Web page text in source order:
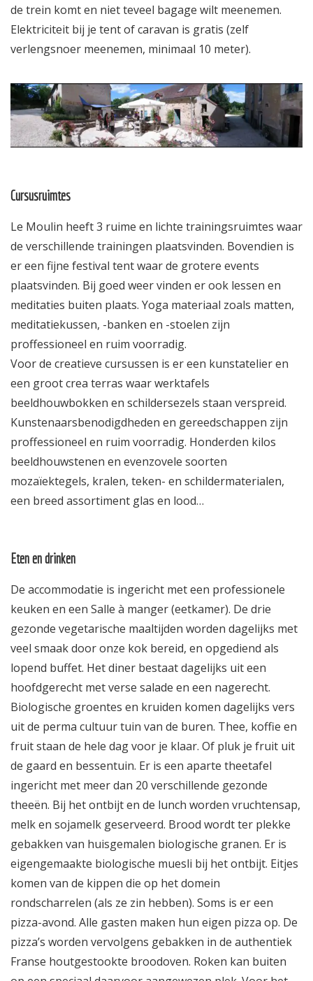
de trein komt en niet teveel bagage wilt meenemen.
Elektriciteit bij je tent of caravan is gratis (zelf
verlengsnoer meenemen, minimaal 10 meter).
Cursusruimtes
Le Moulin heeft 3 ruime en lichte trainingsruimtes waar
de verschillende trainingen plaatsvinden. Bovendien is
er een fijne festival tent waar de grotere events
plaatsvinden. Bij goed weer vinden er ook lessen en
meditaties buiten plaats. Yoga materiaal zoals matten,
meditatiekussen, -banken en -stoelen zijn
proffessioneel en ruim voorradig.
Voor de creatieve cursussen is er een kunstatelier en
een groot crea terras waar werktafels
beeldhouwbokken en schildersezels staan verspreid.
Kunstenaarsbenodigdheden en gereedschappen zijn
proffessioneel en ruim voorradig. Honderden kilos
beeldhouwstenen en evenzovele soorten
mozaïektegels, kralen, teken- en schildermaterialen,
een breed assortiment glas en lood…
Eten en drinken
De accommodatie is ingericht met een professionele
keuken en een Salle à manger (eetkamer). De drie
gezonde vegetarische maaltijden worden dagelijks met
veel smaak door onze kok bereid, en opgediend als
lopend buffet. Het diner bestaat dagelijks uit een
hoofdgerecht met verse salade en een nagerecht.
Biologische groentes en kruiden komen dagelijks vers
uit de perma cultuur tuin van de buren. Thee, koffie en
fruit staan de hele dag voor je klaar. Of pluk je fruit uit
de gaard en bessentuin. Er is een aparte theetafel
ingericht met meer dan 20 verschillende gezonde
theeën. Bij het ontbijt en de lunch worden vruchtensap,
melk en sojamelk geserveerd. Brood wordt ter plekke
gebakken van huisgemalen biologische granen. Er is
eigengemaakte biologische muesli bij het ontbijt. Eitjes
komen van de kippen die op het domein
rondscharrelen (als ze zin hebben). Soms is er een
pizza-avond. Alle gasten maken hun eigen pizza op. De
pizza’s worden vervolgens gebakken in de authentiek
Franse houtgestookte broodoven. Roken kan buiten